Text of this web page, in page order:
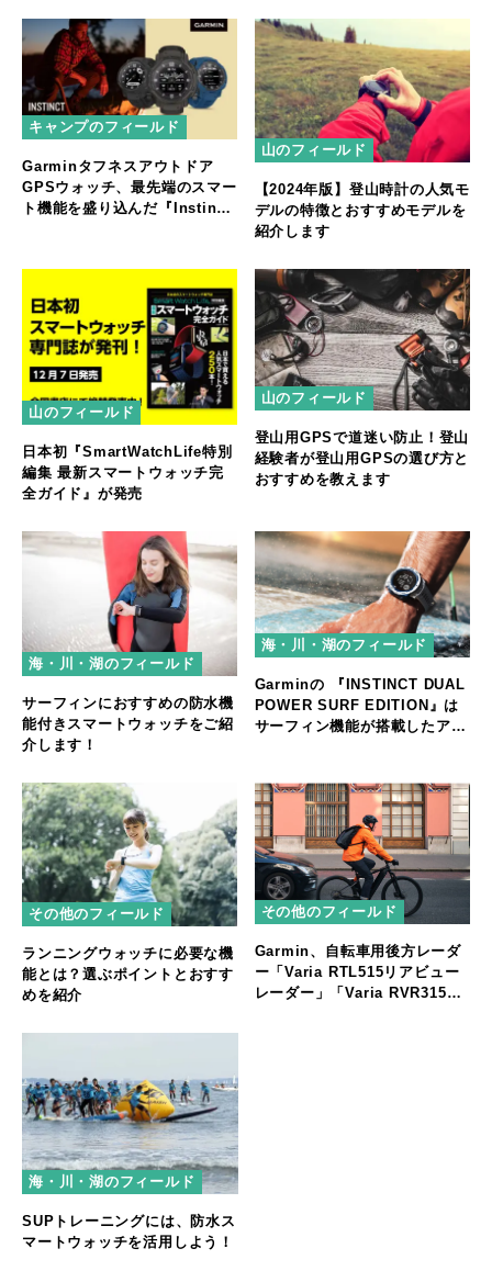
キャンプのフィールド
Garminタフネスアウトドア
GPSウォッチ、最先端のスマー
ト機能を盛り込んだ『Instinct
山のフィールド
【2024年版】登山時計の人気モ
デルの特徴とおすすめモデルを
紹介します
山のフィールド
日本初『SmartWatchLife特別
編集 最新スマートウォッチ完
全ガイド』が発売
山のフィールド
登山用GPSで道迷い防止！登山
経験者が登山用GPSの選び方と
おすすめを教えます
海・川・湖のフィールド
サーフィンにおすすめの防水機
能付きスマートウォッチをご紹
介します！
海・川・湖のフィールド
Garminの 『INSTINCT DUAL
POWER SURF EDITION』は
サーフィン機能が搭載したアウ
その他のフィールド
ランニングウォッチに必要な機
能とは？選ぶポイントとおすす
めを紹介
その他のフィールド
Garmin、自転車用後方レーダ
ー「Varia RTL515リアビュー
レーダー」「Varia RVR315リ
海・川・湖のフィールド
SUPトレーニングには、防水ス
マートウォッチを活用しよう！